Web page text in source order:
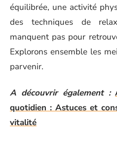
équilibrée, une activité
des techniques de
manquent pas pour
Explorons ensemble les
parvenir.
A découvrir également :
quotidien : Astuces et
vitalité